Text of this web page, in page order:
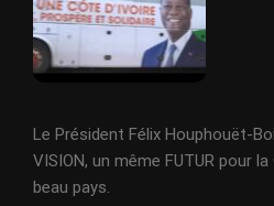
Le Président Félix Houphouët-
VISION, un même FUTUR pour
beau pays.